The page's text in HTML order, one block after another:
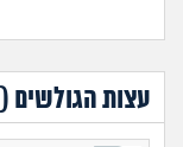
עצות הגולשים (